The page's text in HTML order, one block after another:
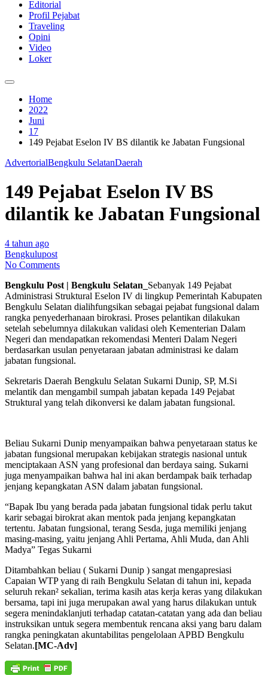
Editorial
Profil Pejabat
Traveling
Opini
Video
Loker
Home
2022
Juni
17
149 Pejabat Eselon IV BS dilantik ke Jabatan Fungsional
AdvertorialBengkulu SelatanDaerah
149 Pejabat Eselon IV BS
dilantik ke Jabatan Fungsional
4 tahun ago
Bengkulupost
No Comments
Bengkulu Post | Bengkulu Selatan_ Sebanyak 149 Pejabat
Administrasi Struktural Eselon IV di lingkup Pemerintah Kabupaten
Bengkulu Selatan dialihfungsikan sebagai pejabat fungsional dalam
rangka penyederhanaan birokrasi. Proses pelantikan dilakukan
setelah sebelumnya dilakukan validasi oleh Kementerian Dalam
Negeri dan mendapatkan rekomendasi Menteri Dalam Negeri
berdasarkan usulan penyetaraan jabatan administrasi ke dalam
jabatan fungsional.
Sekretaris Daerah Bengkulu Selatan Sukarni Dunip, SP, M.Si
melantik dan mengambil sumpah jabatan kepada 149 Pejabat
Struktural yang telah dikonversi ke dalam jabatan fungsional.
Beliau Sukarni Dunip menyampaikan bahwa penyetaraan status ke
jabatan fungsional merupakan kebijakan strategis nasional untuk
menciptakaan ASN yang profesional dan berdaya saing. Sukarni
juga menyampaikan bahwa hal ini akan berdampak baik terhadap
jenjang kepangkatan ASN dalam jabatan fungsional.
“Bapak Ibu yang berada pada jabatan fungsional tidak perlu takut
karir sebagai birokrat akan mentok pada jenjang kepangkatan
tertentu. Jabatan fungsional, terang Sesda, juga memiliki jenjang
masing-masing, yaitu jenjang Ahli Pertama, Ahli Muda, dan Ahli
Madya” Tegas Sukarni
Ditambahkan beliau ( Sukarni Dunip ) sangat mengapresiasi
Capaian WTP yang di raih Bengkulu Selatan di tahun ini, kepada
seluruh rekan² sekalian, terima kasih atas kerja keras yang dilakukan
bersama, tapi ini juga merupakan awal yang harus dilakukan untuk
segera menindaklanjuti terhadap catatan-catatan yang ada dan beliau
instruksikan untuk segera membentuk rencana aksi yang baru dalam
rangka peningkatan akuntabilitas pengelolaan APBD Bengkulu
Selatan.[MC-Adv]